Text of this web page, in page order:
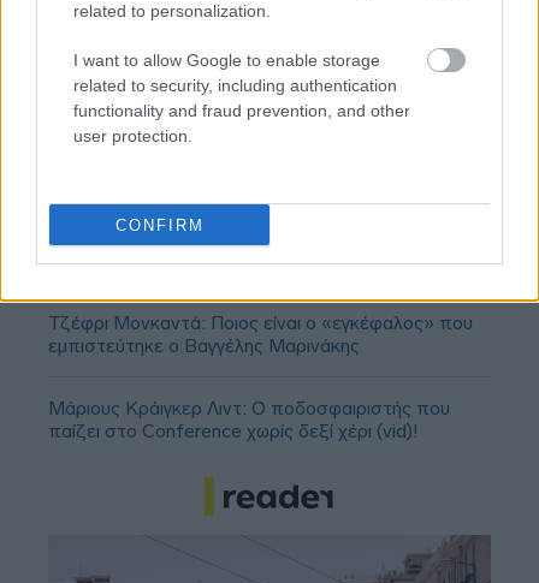
related to personalization.
I want to allow Google to enable storage
related to security, including authentication
functionality and fraud prevention, and other
user protection.
CONFIRM
ΣΕΦ: Επαναπροκηρύσσεται η ενεργειακή
αναβάθμιση - Γιατί ακυρώθηκε ο πρώτος
διαγωνισμός
Τζέφρι Μονκαντά: Ποιος είναι ο «εγκέφαλος» που
εμπιστεύτηκε ο Βαγγέλης Μαρινάκης
Μάριους Κράιγκερ Λιντ: Ο ποδοσφαιριστής που
παίζει στο Conference χωρίς δεξί χέρι (vid)!